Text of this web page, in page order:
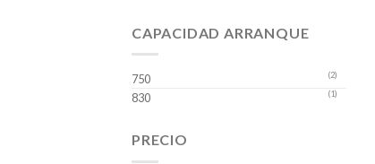
CAPACIDAD ARRANQUE
750 (2)
830 (1)
PRECIO